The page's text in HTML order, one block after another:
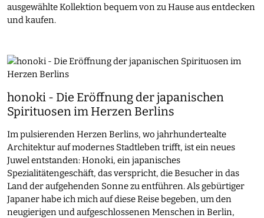
ausgewählte Kollektion bequem von zu Hause aus entdecken
und kaufen.
honoki - Die Eröffnung der japanischen
Spirituosen im Herzen Berlins
Im pulsierenden Herzen Berlins, wo jahrhundertealte
Architektur auf modernes Stadtleben trifft, ist ein neues
Juwel entstanden: Honoki, ein japanisches
Spezialitätengeschäft, das verspricht, die Besucher in das
Land der aufgehenden Sonne zu entführen. Als gebürtiger
Japaner habe ich mich auf diese Reise begeben, um den
neugierigen und aufgeschlossenen Menschen in Berlin,